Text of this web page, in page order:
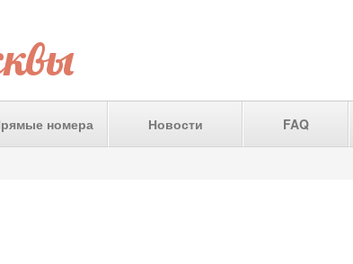
номера Новости FAQ